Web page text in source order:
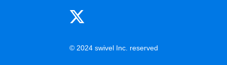
© 2024 swivel Inc. reserved